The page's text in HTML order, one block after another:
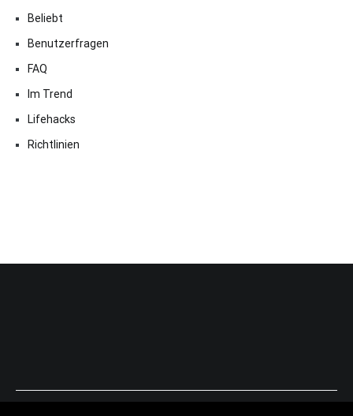
Beliebt
Benutzerfragen
FAQ
Im Trend
Lifehacks
Richtlinien